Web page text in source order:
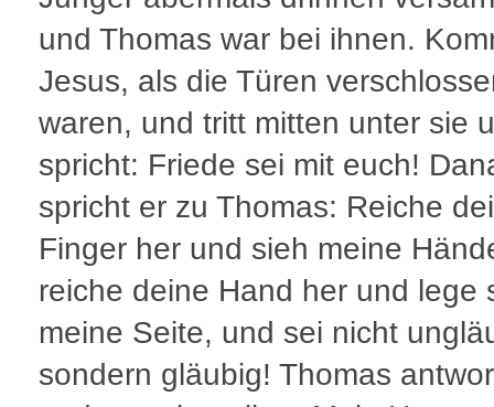
und Thomas war bei ihnen.
Jesus, als die Türen
waren, und tritt mitten unter sie
spricht: Friede sei mit euch!
spricht er zu Thomas: Reiche
Finger her und sieh meine
reiche deine Hand her und lege
meine Seite, und sei nicht
sondern gläubig! Thomas